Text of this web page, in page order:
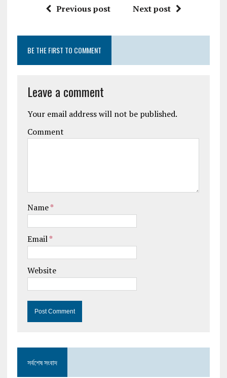
Previous post Next post
BE THE FIRST TO COMMENT
Leave a comment
Your email address will not be published.
Comment
Name*
Email*
Website
সর্বশেষ সংবাদ